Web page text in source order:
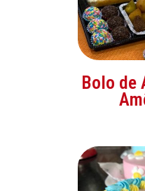
Bolo de